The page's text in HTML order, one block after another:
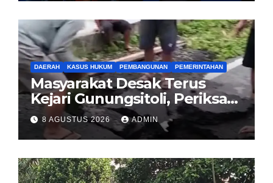
DAERAH KASUS HUKUM PEMBANGUNAN PEMERINTAHAN
Masyarakat Desak Terus
Kejari Gunungsitoli, Periksa
dan Usut Tuntas Dugaan
Korupsi Proyek Jalan
Sirombu-Afulu (MYC) Senilai
Rp321 Miliar
8 AGUSTUS 2026 ADMIN